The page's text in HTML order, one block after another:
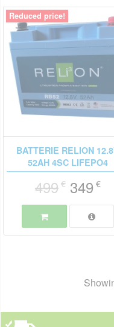
Reduced price!
BATTERIE RELION
52AH 4SC LIFEPO4
499€ 349 €